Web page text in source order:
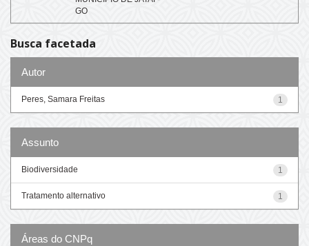
GO
Busca facetada
Autor
1
Peres, Samara Freitas
Assunto
1
Biodiversidade
1
Tratamento alternativo
Áreas do CNPq